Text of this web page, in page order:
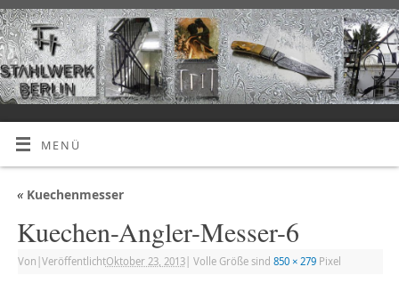
MENÜ
«Kuechenmesser
Kuechen-Angler-Messer-6
Von |VeröffentlichtOktober 23, 2013| Volle Größe sind 850 × 279Pixel